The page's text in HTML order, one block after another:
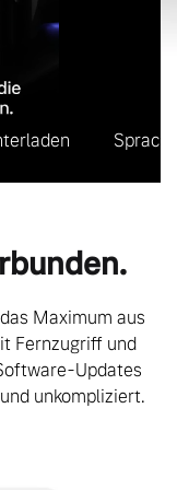
Maximum aus
Fernzugriff und
Updates
unkompliziert.